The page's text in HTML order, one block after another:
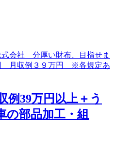
例39万円以上＋う
の部品加工・組